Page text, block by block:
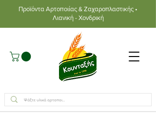
Προϊόντα Αρτοποιίας & Ζαχαροπλαστικής •
Λιανική - Χονδρική